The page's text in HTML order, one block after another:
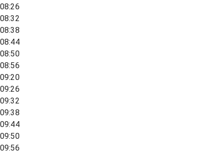
08:26
08:32
08:38
08:44
08:50
08:56
09:20
09:26
09:32
09:38
09:44
09:50
09:56